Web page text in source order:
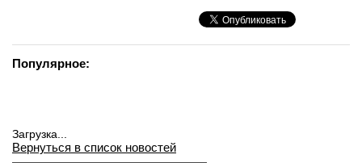
Популярное:
Загрузка...
Вернуться в список новостей